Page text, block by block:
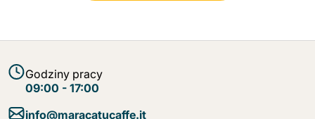
Godziny pracy
09:00 - 17:00
info@maracatucaffe.it